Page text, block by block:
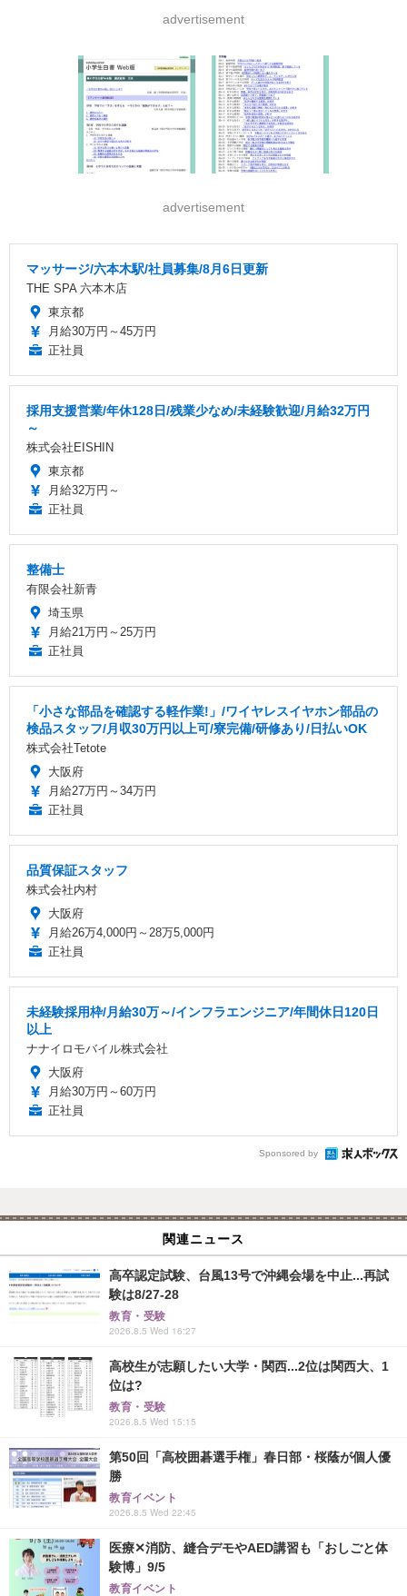
advertisement
advertisement
マッサージ/六本木駅/社員募集/8月6日更新
THE SPA 六本木店
東京都
月給30万円～45万円
正社員
採用支援営業/年休128日/残業少なめ/未経験歓迎/月給32万円
～
株式会社EISHIN
東京都
月給32万円～
正社員
整備士
有限会社新青
埼玉県
月給21万円～25万円
正社員
「小さな部品を確認する軽作業!」/ワイヤレスイヤホン部品の
検品スタッフ/月収30万円以上可/寮完備/研修あり/日払いOK
株式会社Tetote
大阪府
月給27万円～34万円
正社員
品質保証スタッフ
株式会社内村
大阪府
月給26万4,000円～28万5,000円
正社員
未経験採用枠/月給30万～/インフラエンジニア/年間休日120日
以上
ナナイロモバイル株式会社
大阪府
月給30万円～60万円
正社員
Sponsored by
関連ニュース
高卒認定試験、台風13号で沖縄会場を中止...再試
験は8/27-28
教育・受験
2026.8.5 Wed 16:27
高校生が志願したい大学・関西...2位は関西大、1
位は?
教育・受験
2026.8.5 Wed 15:15
第50回「高校囲碁選手権」春日部・桜蔭が個人優
勝
教育イベント
2026.8.5 Wed 22:45
医療✕消防、縫合デモやAED講習も「おしごと体
験博」9/5
教育イベント